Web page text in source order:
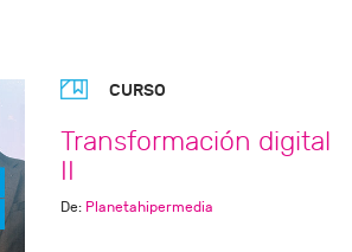
CURSO
Transformación digital
II
De: Planetahipermedia